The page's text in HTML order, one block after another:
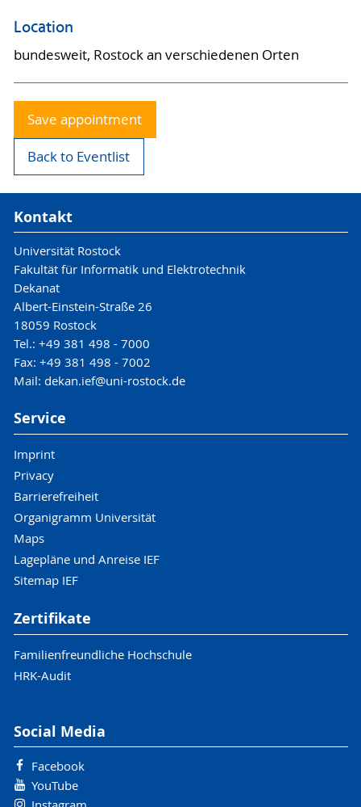
Location
bundesweit, Rostock an verschiedenen Orten
Save appointment
Back to Eventlist
Kontakt
Universität Rostock
Fakultät für Informatik und Elektrotechnik
Dekanat
Albert-Einstein-Straße 26
18059 Rostock
Tel.: +49 381 498 - 7000
Fax: +49 381 498 - 7002
Mail: dekan.ief@uni-rostock.de
Service
Imprint
Privacy
Barrierefreiheit
Organigramm Universität
Maps
Lagepläne und Anreise IEF
Sitemap IEF
Zertifikate
Familienfreundliche Hochschule
HRK-Audit
Social Media
Facebook
YouTube